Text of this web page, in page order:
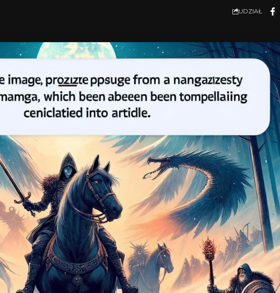
UDZIAŁ